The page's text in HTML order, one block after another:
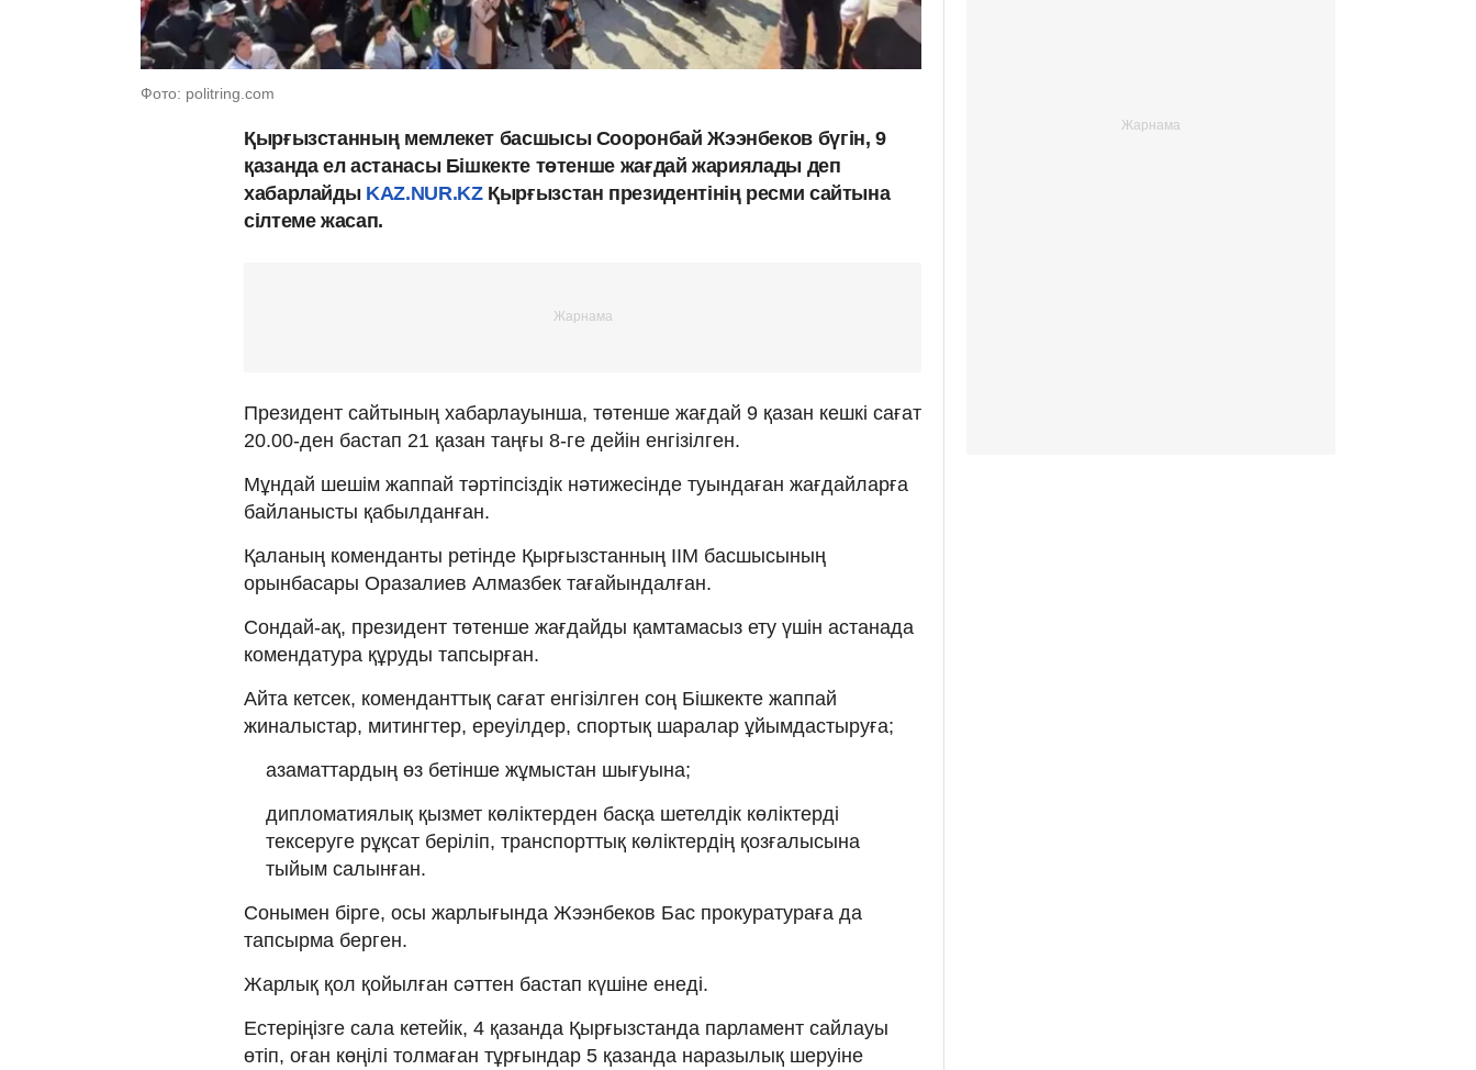
Фото: politring.com
Қырғызстанның мемлекет басшысы Сооронбай Жээнбеков бүгін, 9
қазанда ел астанасы Бішкекте төтенше жағдай жариялады деп
хабарлайдыKAZ.NUR.KZҚырғызстан президентінің ресми сайтына
сілтеме жасап.
Президент сайтының хабарлауынша, төтенше жағдай 9 қазан кешкі сағат
20.00-ден бастап 21 қазан таңғы 8-ге дейін енгізілген.
Мұндай шешім жаппай тәртіпсіздік нәтижесінде туындаған жағдайларға
байланысты қабылданған.
Қаланың коменданты ретінде Қырғызстанның ІІМ басшысының
орынбасары Оразалиев Алмазбек тағайындалған.
Сондай-ақ, президент төтенше жағдайды қамтамасыз ету үшін астанада
комендатура құруды тапсырған.
Айта кетсек, коменданттық сағат енгізілген соң Бішкекте жаппай
жиналыстар, митингтер, ереуілдер, спортық шаралар ұйымдастыруға;
азаматтардың өз бетінше жұмыстан шығуына;
дипломатиялық қызмет көліктерден басқа шетелдік көліктерді
тексеруге рұқсат беріліп, транспорттық көліктердің қозғалысына
тыйым салынған.
Сонымен бірге, осы жарлығында Жээнбеков Бас прокуратураға да
тапсырма берген.
Жарлық қол қойылған сәттен бастап күшіне енеді.
Естеріңізге сала кетейік, 4 қазанда Қырғызстанда парламент сайлауы
өтіп, оған көңілі толмаған тұрғындар 5 қазанда наразылық шеруіне